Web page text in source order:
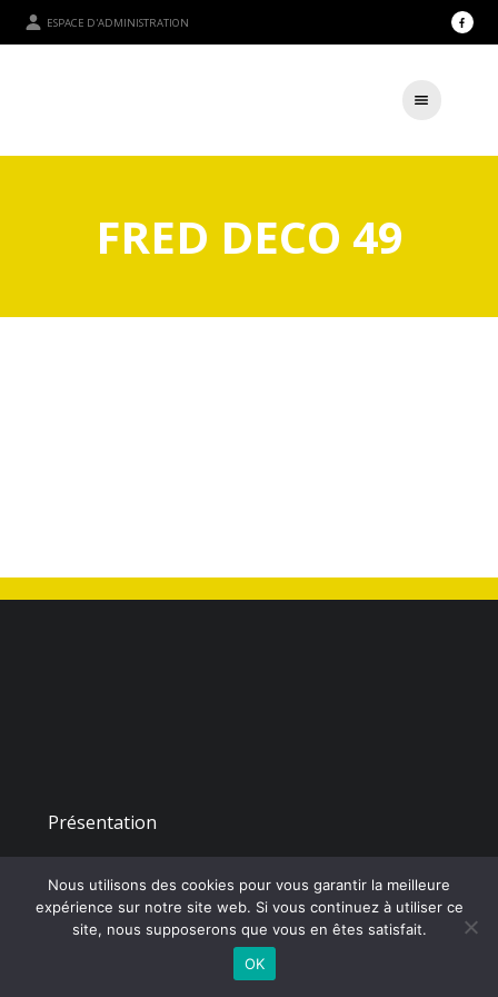
ESPACE D'ADMINISTRATION
FRED DECO 49
Présentation
2026 - Union Sportive le Pin la Poitevinière | Site internet réalisé
par
CONTACTEZ-NOUS | MENTIONS LÉGALES
Nous utilisons des cookies pour vous garantir la meilleure
expérience sur notre site web. Si vous continuez à utiliser ce
site, nous supposerons que vous en êtes satisfait.
OK